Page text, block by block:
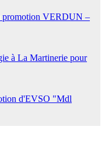
promotion VERDUN –
à La Martinerie pour
d'EVSO "Mdl